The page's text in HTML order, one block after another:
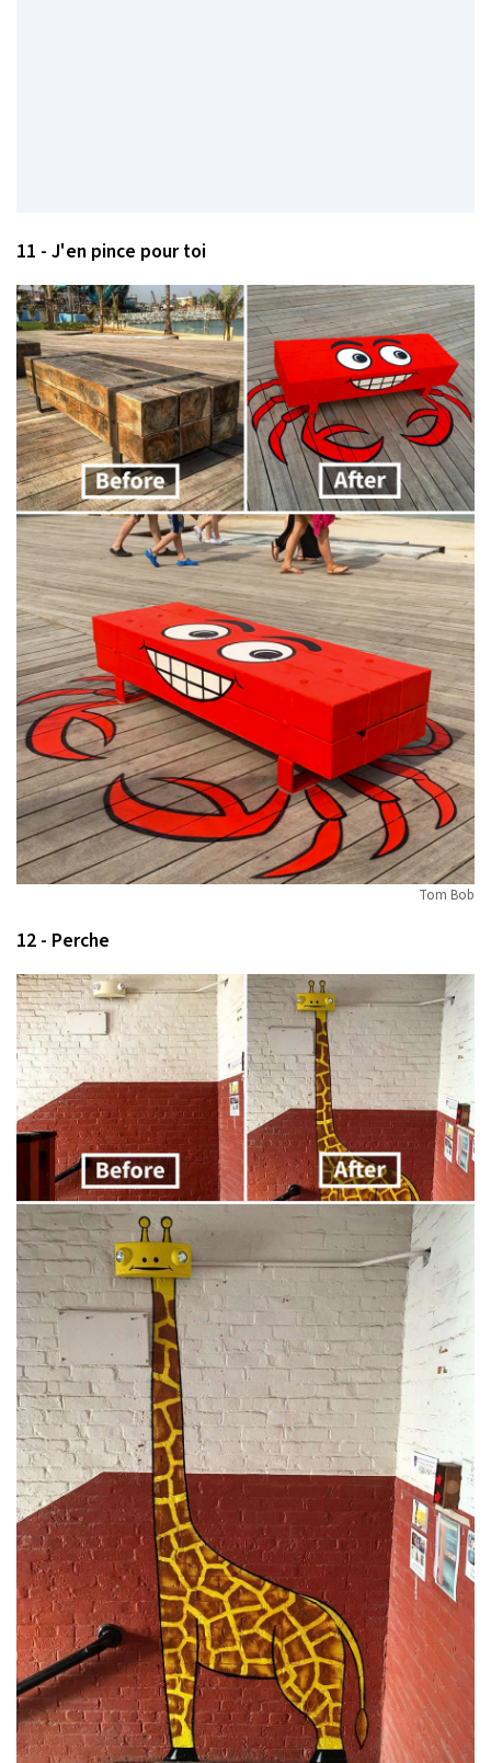
11 - J'en pince pour toi
Tom Bob
12 - Perche